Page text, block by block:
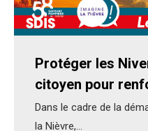
Protéger les
citoyen pour
Dans le cadre de la
la Nièvre,…